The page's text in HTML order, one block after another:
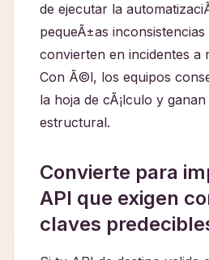
de ejecutar la
pequeÃ±as
convierten en incidentes a
Con Ã©l, los equipos
la hoja de cÃ¡lculo y
estructural.
Convierte para
API que exigen
claves